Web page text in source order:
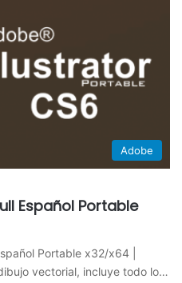
Adobe
Español Portable
Portable x32/x64 |
vectorial, incluye todo lo…